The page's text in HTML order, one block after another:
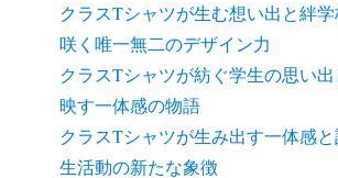
クラスTシャツが生む想い出と絆
咲く唯一無二のデザイン力
クラスTシャツが紡ぐ学生の思い
映す一体感の物語
クラスTシャツが生み出す一体感
生活動の新たな象徴